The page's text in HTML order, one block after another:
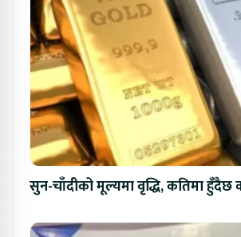
सुन-चाँदीको मूल्यमा वृद्धि, कतिमा हुँदैछ